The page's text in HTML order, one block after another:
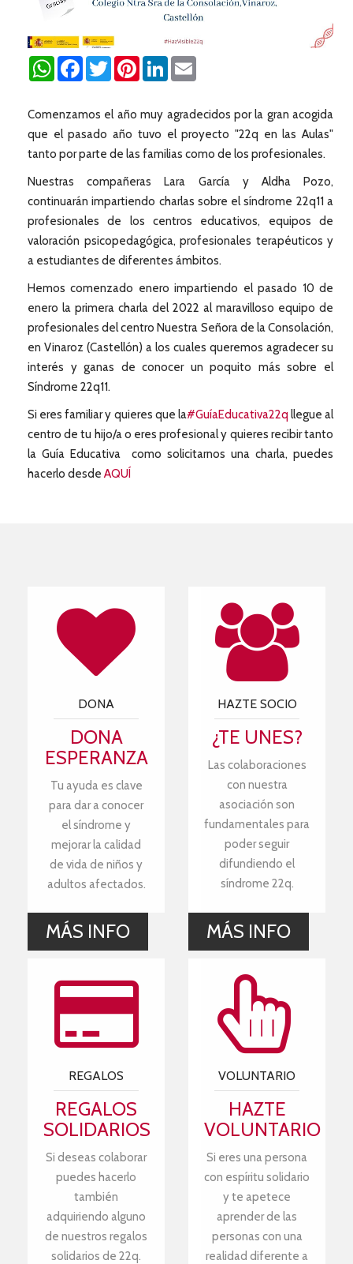
WhatsAppFacebookTwitterPinterestLinkedIn
Comenzamos el año muy agradecidos por la gran acogida
que el pasado año tuvo el proyecto "22q en las Aulas"
tanto por parte de las familias como de los profesionales.
Nuestras compañeras Lara García y Aldha Pozo,
continuarán impartiendo charlas sobre el síndrome 22q11 a
profesionales de los centros educativos, equipos de
valoración psicopedagógica, profesionales terapéuticos y
a estudiantes de diferentes ámbitos.
Hemos comenzado enero impartiendo el pasado 10 de
enero la primera charla del 2022 al maravilloso equipo de
profesionales del centro Nuestra Señora de la Consolación,
en Vinaroz (Castellón) a los cuales queremos agradecer su
interés y ganas de conocer un poquito más sobre el
Síndrome 22q11.
Si eres familiar y quieres que la#GuíaEducativa22qllegue al
centro de tu hijo/a o eres profesional y quieres recibir tanto
la Guía Educativa como solicitarnos una charla, puedes
hacerlo desdeAQUÍ
DONA
DONA
ESPERANZA
Tu ayuda es clave
para dar a conocer
el síndrome y
mejorar la calidad
de vida de niños y
adultos afectados.
MÁS INFO
HAZTE SOCIO
¿TE UNES?
Las colaboraciones
con nuestra
asociación son
fundamentales para
poder seguir
difundiendo el
síndrome 22q.
MÁS INFO
REGALOS
REGALOS
SOLIDARIOS
Si deseas colaborar
puedes hacerlo
también
adquiriendo alguno
de nuestros regalos
solidarios de 22q.
VOLUNTARIO
HAZTE
VOLUNTARIO
Si eres una persona
con espíritu solidario
y te apetece
aprender de las
personas con una
realidad diferente a